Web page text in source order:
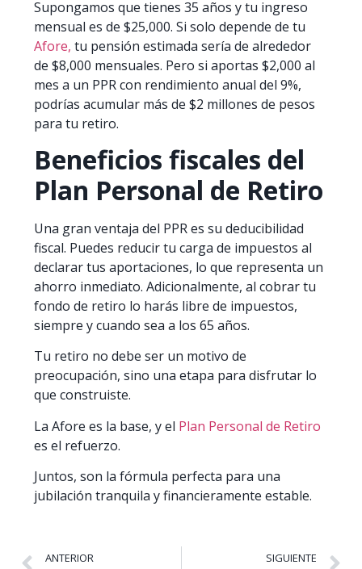
Supongamos que tienes 35 años y tu ingreso
mensual es de $25,000. Si solo depende de tu
Afore, tu pensión estimada sería de alrededor
de $8,000 mensuales. Pero si aportas $2,000 al
mes a un PPR con rendimiento anual del 9%,
podrías acumular más de $2 millones de pesos
para tu retiro.
Beneficios fiscales del
Plan Personal de Retiro
Una gran ventaja del PPR es su deducibilidad
fiscal. Puedes reducir tu carga de impuestos al
declarar tus aportaciones, lo que representa un
ahorro inmediato. Adicionalmente, al cobrar tu
fondo de retiro lo harás libre de impuestos,
siempre y cuando sea a los 65 años.
Tu retiro no debe ser un motivo de
preocupación, sino una etapa para disfrutar lo
que construiste.
La Afore es la base, y el Plan Personal de Retiro
es el refuerzo.
Juntos, son la fórmula perfecta para una
jubilación tranquila y financieramente estable.
ANTERIOR SIGUIENTE